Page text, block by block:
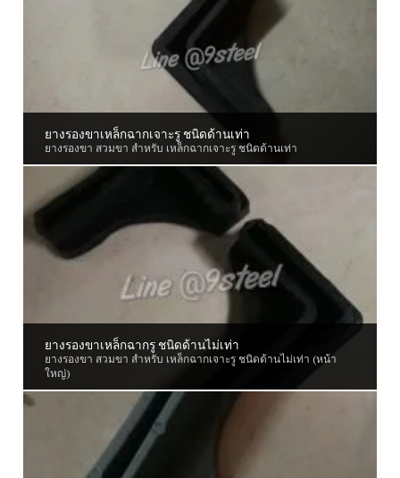
ยางรองขาเหล็กฉากเจาะรู ชนิดด้านเท่า
ยางรองขา สวมขา สำหรับ เหล็กฉากเจาะรู ชนิดด้านเท่า
ยางรองขาเหล็กฉากรู ชนิดด้านไม่เท่า
ยางรองขา สวมขา สำหรับ เหล็กฉากเจาะรู ชนิดด้านไม่เท่า (หน้า
ใหญ่)